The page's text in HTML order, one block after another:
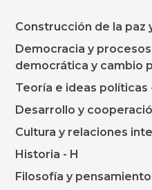
Construcción de la paz
Democracia y
democrática y cambio
Teoría e ideas políticas
Desarrollo y
Cultura y relaciones
Historia - H
Filosofía y pensamiento